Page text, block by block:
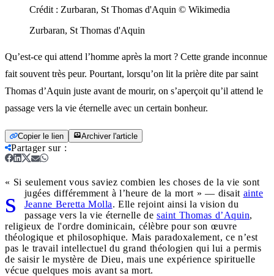
Crédit : Zurbaran, St Thomas d'Aquin © Wikimedia
Zurbaran, St Thomas d'Aquin
Qu’est-ce qui attend l’homme après la mort ? Cette grande inconnue
fait souvent très peur. Pourtant, lorsqu’on lit la prière dite par saint
Thomas d’Aquin juste avant de mourir, on s’aperçoit qu’il attend le
passage vers la vie éternelle avec un certain bonheur.
Copier le lien Archiver l'article
Partager sur:
« Si seulement vous saviez combien les choses de la vie sont
jugées différemment à l’heure de la mort » — disait
s
ainte
Jeanne Beretta Molla. Elle rejoint ainsi la vision du
passage vers la vie éternelle de saint Thomas d’Aquin,
religieux de l'ordre dominicain, célèbre pour son œuvre
théologique et philosophique. Mais paradoxalement, ce n’est
pas le travail intellectuel du grand théologien qui lui a permis
de saisir le mystère de Dieu, mais une expérience spirituelle
vécue quelques mois avant sa mort.